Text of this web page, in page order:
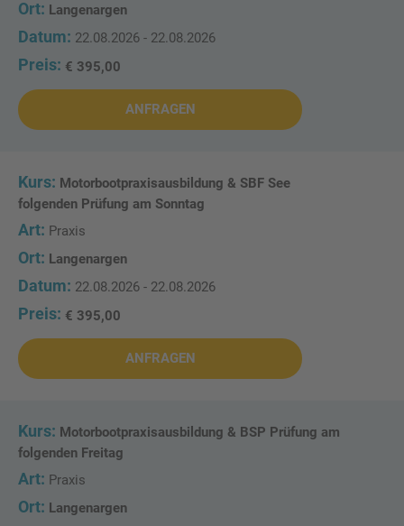
Langenargen
22.08.2026 - 22.08.2026
€ 395,00
ANFRAGEN
Motorbootpraxisausbildung & SBF See
folgenden Prüfung am Sonntag
Praxis
Langenargen
22.08.2026 - 22.08.2026
€ 395,00
ANFRAGEN
Motorbootpraxisausbildung & BSP Prüfung am
folgenden Freitag
Praxis
Langenargen